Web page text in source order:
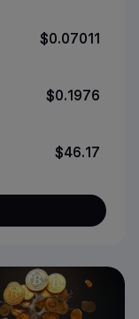
$0.07011
$0.1976
$46.17